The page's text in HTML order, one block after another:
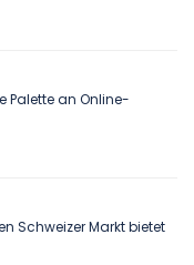
Palette an Online-
Schweizer Markt bietet